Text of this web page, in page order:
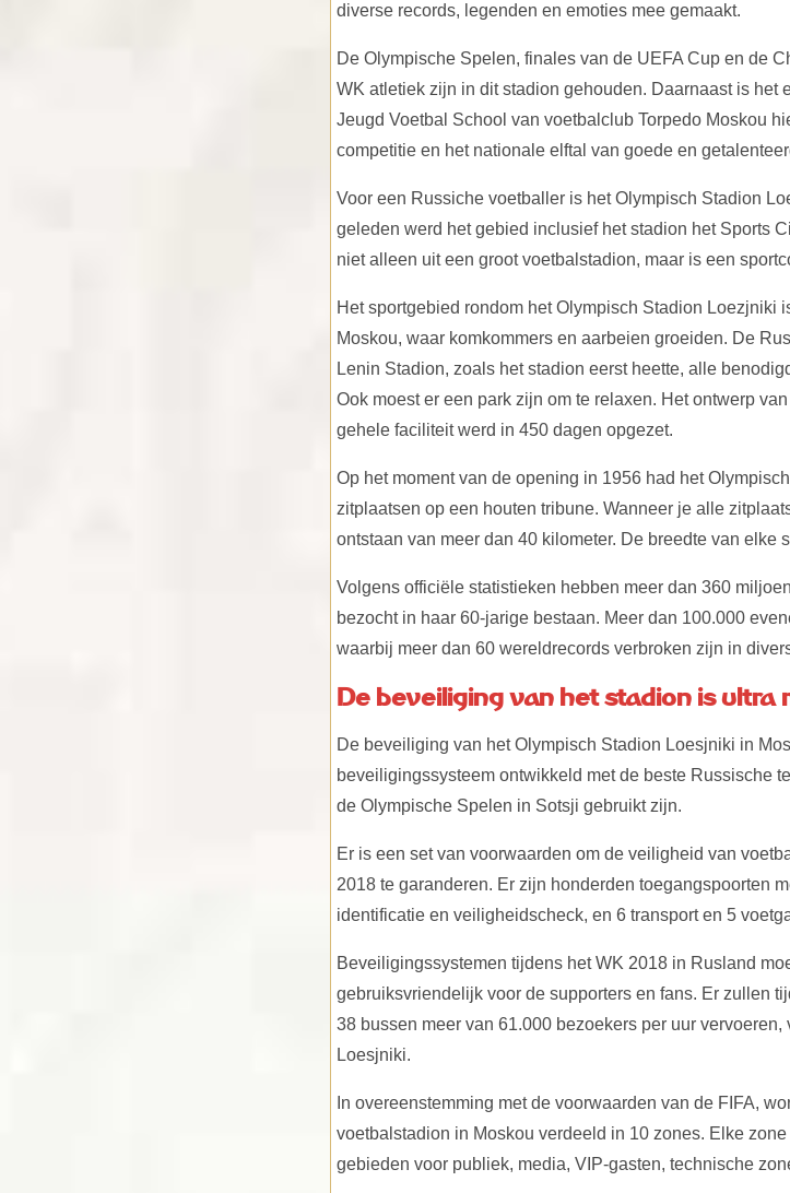
diverse records, legenden en emoties mee gemaakt.
De Olympische Spelen, finales van de UEFA Cup en de
WK atletiek zijn in dit stadion gehouden. Daarnaast is het
Jeugd Voetbal School van voetbalclub Torpedo Moskou
competitie en het nationale elftal van goede en
Voor een Russiche voetballer is het Olympisch Stadion
geleden werd het gebied inclusief het stadion het Sports
niet alleen uit een groot voetbalstadion, maar is een
Het sportgebied rondom het Olympisch Stadion Loezjniki
Moskou, waar komkommers en aarbeien groeiden. De
Lenin Stadion, zoals het stadion eerst heette, alle
Ook moest er een park zijn om te relaxen. Het ontwerp
gehele faciliteit werd in 450 dagen opgezet.
Op het moment van de opening in 1956 had het
zitplaatsen op een houten tribune. Wanneer je alle
ontstaan van meer dan 40 kilometer. De breedte van elke
Volgens officiële statistieken hebben meer dan 360
bezocht in haar 60-jarige bestaan. Meer dan 100.000
waarbij meer dan 60 wereldrecords verbroken zijn in
De beveiliging van het stadion is ultra
De beveiliging van het Olympisch Stadion Loesjniki in
beveiligingssysteem ontwikkeld met de beste Russische
de Olympische Spelen in Sotsji gebruikt zijn.
Er is een set van voorwaarden om de veiligheid van
2018 te garanderen. Er zijn honderden toegangspoorten
identificatie en veiligheidscheck, en 6 transport en 5
Beveiligingssystemen tijdens het WK 2018 in Rusland
gebruiksvriendelijk voor de supporters en fans. Er zullen
38 bussen meer van 61.000 bezoekers per uur
Loesjniki.
In overeenstemming met de voorwaarden van de FIFA,
voetbalstadion in Moskou verdeeld in 10 zones. Elke
gebieden voor publiek, media, VIP-gasten, technische